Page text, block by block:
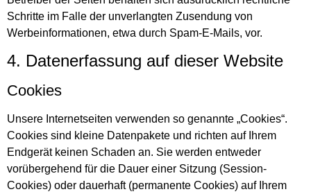
Schritte im Falle der unverlangten Zusendung von
Werbeinformationen, etwa durch Spam-E-Mails, vor.
4. Datenerfassung auf dieser Website
Cookies
Unsere Internetseiten verwenden so genannte „Cookies“.
Cookies sind kleine Datenpakete und richten auf Ihrem
Endgerät keinen Schaden an. Sie werden entweder
vorübergehend für die Dauer einer Sitzung (Session-
Cookies) oder dauerhaft (permanente Cookies) auf Ihrem